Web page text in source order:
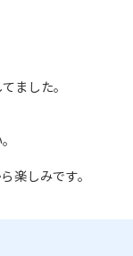
ました。
楽しみです。